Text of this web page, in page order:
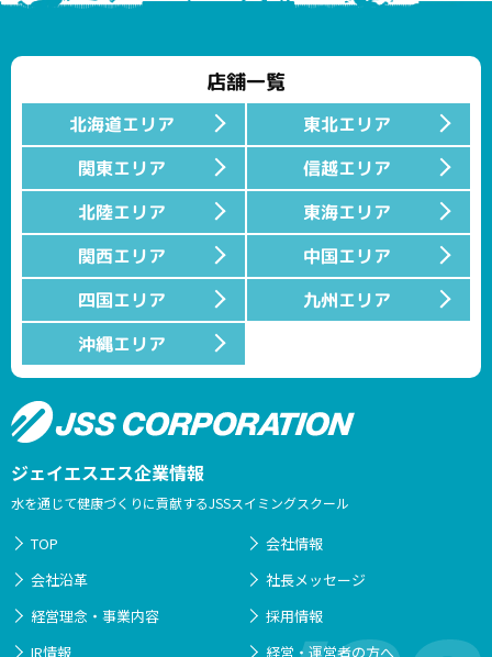
店舗一覧
北海道エリア
東北エリア
関東エリア
信越エリア
北陸エリア
東海エリア
関西エリア
中国エリア
四国エリア
九州エリア
沖縄エリア
ジェイエスエス企業情報
水を通じて健康づくりに貢献するJSSスイミングスクール
TOP
会社情報
会社沿革
社長メッセージ
経営理念・事業内容
採用情報
IR情報
経営・運営者の方へ